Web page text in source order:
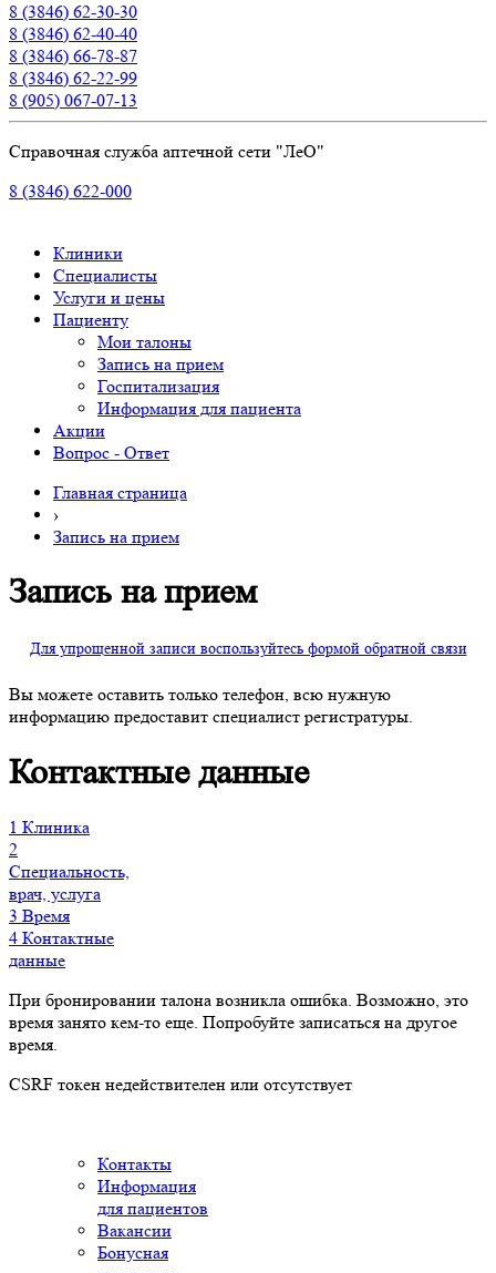
8 (3846) 62-30-30
8 (3846) 62-40-40
8 (3846) 66-78-87
8 (3846) 62-22-99
8 (905) 067-07-13
Справочная служба аптечной сети "ЛеО"
8 (3846) 622-000
Клиники
Специалисты
Услуги и цены
Пациенту
Мои талоны
Запись на прием
Госпитализация
Информация для пациента
Акции
Вопрос - Ответ
Главная страница
›
Запись на прием
Запись на прием
Для упрощенной записи воспользуйтесь формой обратной связи
Вы можете оставить только телефон, всю нужную
информацию предоставит специалист регистратуры.
Контактные данные
1 Клиника
2
Специальность,
врач, услуга
3 Время
4 Контактные
данные
При бронировании талона возникла ошибка. Возможно, это
время занято кем-то еще. Попробуйте записаться на другое
время.
CSRF токен недействителен или отсутствует
Контакты
Информация
для пациентов
Вакансии
Бонусная